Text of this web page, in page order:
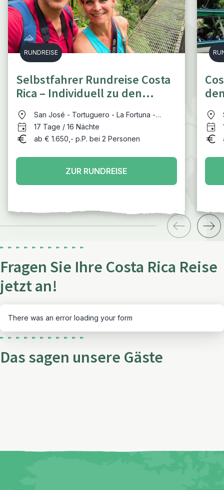
RUNDREISE
Selbstfahrer Rundreise Costa
Rica – Individuell zu den
Highlights
San José - Tortuguero - La Fortuna -
Rincón de la Vieja - Sámara - Monteverde
- südliche Pazifikküste - Manuel Antonio -
17 Tage / 16 Nächte
ab € 1.650,- p.P. bei 2 Personen
ZUR RUNDREISE
Fragen Sie Ihre Costa Rica Reise
jetzt an!
There was an error loading your form
Das sagen unsere Gäste